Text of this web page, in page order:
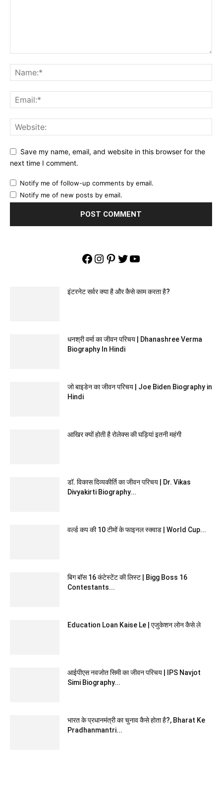
Save my name, email, and website in this browser for the
next time I comment.
Notify me of follow-up comments by email.
Notify me of new posts by email.
Facebook
Instagram
Pinterest
Twitter
YouTube
इंटरनेट सर्वर क्या है और कैसे काम करता है?
धनश्री वर्मा का जीवन परिचय | Dhanashree Verma
Biography In Hindi
जो बाइडेन का जीवन परिचय | Joe Biden Biography in
Hindi
आखिर क्यों होती है रोलेक्स की घड़ियां इतनी महंगी
डॉ. विकास दिव्यकीर्ति का जीवन परिचय | Dr. Vikas
Divyakirti Biography...
वर्ल्ड कप की 10 टीमों के फाइनल स्क्वाड | World Cup...
बिग बॉस 16 कंटेस्टेंट की लिस्ट | Bigg Boss 16
Contestants...
Education Loan Kaise Le | एजुकेशन लोन कैसे ले
आईपीएस नवजोत सिमी का जीवन परिचय | IPS Navjot
Simi Biography...
भारत के प्रधानमंत्री का चुनाव कैसे होता है?, Bharat Ke
Pradhanmantri...